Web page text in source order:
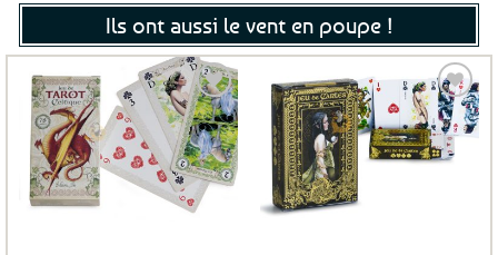
Ils ont aussi le vent en poupe !
Ajouter
aux
favoris
Ajouter
aux